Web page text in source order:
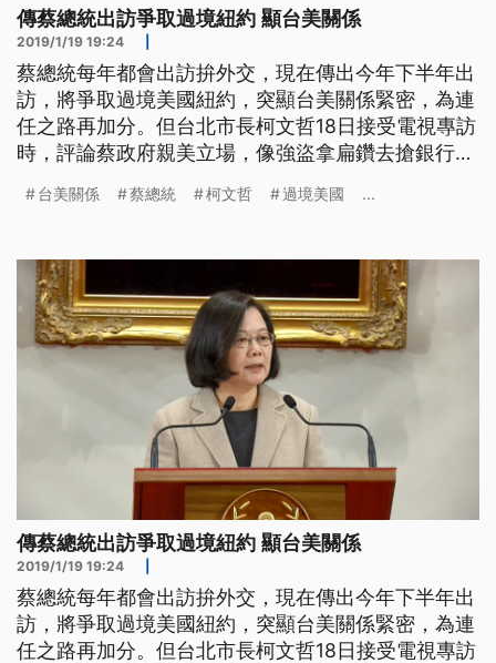
傳蔡總統出訪爭取過境紐約 顯台美關係
2019/1/19 19:24
蔡總統每年都會出訪拚外交，現在傳出今年下半年出
訪，將爭取過境美國紐約，突顯台美關係緊密，為連
任之路再加分。但台北市長柯文哲18日接受電視專訪
時，評論蔡政府親美立場，像強盜拿扁鑽去搶銀行，
批評認知錯誤，對國際社會釋放錯誤訊息。
連任之路，得有突破才走得順利，傳出蔡總統今年上
半年可望訪問
台美關係 蔡總統 柯文哲 過境美國 ...
傳蔡總統出訪爭取過境紐約 顯台美關係
2019/1/19 19:24
蔡總統每年都會出訪拚外交，現在傳出今年下半年出
訪，將爭取過境美國紐約，突顯台美關係緊密，為連
任之路再加分。但台北市長柯文哲18日接受電視專訪